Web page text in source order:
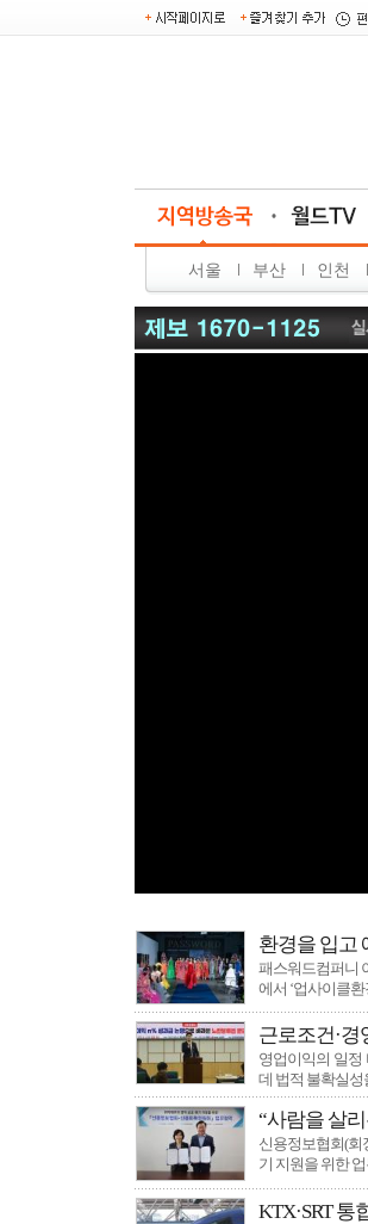
서울 부산 인천
환경을 입고
패스워드컴퍼니
에서 ‘업사이클
근로조건·경
영업이익의 일정
데 법적 불확실
“사람을 살
신용정보협회(회
기 지원을 위한
KTX·SRT